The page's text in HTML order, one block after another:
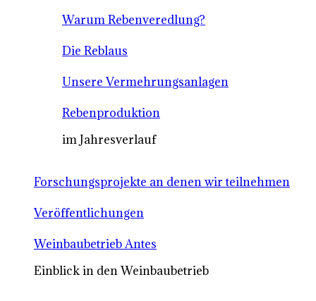
Warum Rebenveredlung?
Die Reblaus
Unsere Vermehrungsanlagen
Rebenproduktion
im Jahresverlauf
Forschungsprojekte an denen wir teilnehmen
Veröffentlichungen
Weinbaubetrieb Antes
Einblick in den Weinbaubetrieb